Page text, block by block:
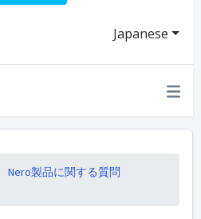
Japanese
Nero製品に関する質問